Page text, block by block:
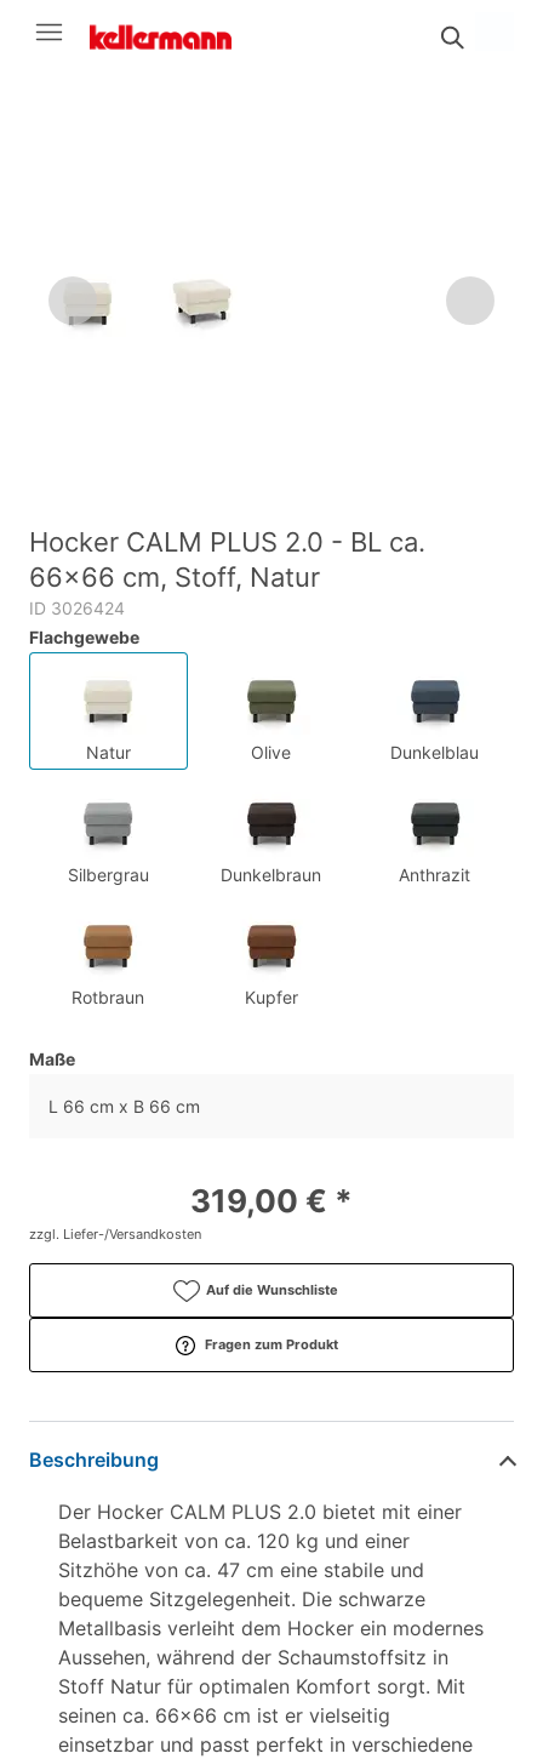
Hocker CALM PLUS 2.0 - BL ca.
66x66 cm, Stoff, Natur
ID 3026424
Flachgewebe
Natur Olive Dunkelblau
Silbergrau Dunkelbraun Anthrazit
Rotbraun Kupfer
Maße
L 66 cm x B 66 cm
319,00 € *
zzgl. Liefer-/Versandkosten
Auf die Wunschliste
Fragen zum Produkt
Beschreibung
Der Hocker CALM PLUS 2.0 bietet mit einer
Belastbarkeit von ca. 120 kg und einer
Sitzhöhe von ca. 47 cm eine stabile und
bequeme Sitzgelegenheit. Die schwarze
Metallbasis verleiht dem Hocker ein modernes
Aussehen, während der Schaumstoffsitz in
Stoff Natur für optimalen Komfort sorgt. Mit
seinen ca. 66x66 cm ist er vielseitig
einsetzbar und passt perfekt in verschiedene